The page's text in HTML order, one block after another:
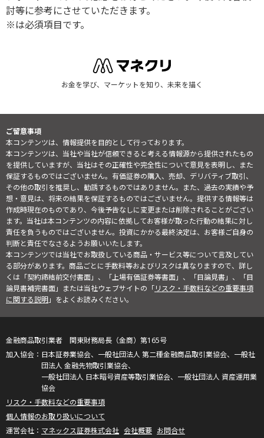
討等に参考にさせていただきます。
※は必須項目です。
お金を学び、マーケットを知り、未来を描く
ご留意事項
本コンテンツは、情報提供を目的として行っております。
本コンテンツは、当社や当社が信頼できると考える情報源から提供されたもの
を提供していますが、当社はその正確性や完全性について意見を表明し、また
保証するものではございません。有価証券の購入、売却、デリバティブ取引、
その他の取引を推奨し、勧誘するものではありません。また、過去の実績や予
想・意見は、将来の結果を保証するものではございません。提供する情報等は
作成時現在のものであり、今後予告なしに変更または削除されることがござい
ます。当社は本コンテンツの内容に依拠してお客様が取った行動の結果に対し
責任を負うものではございません。投資にかかる最終決定は、お客様ご自身の
判断と責任でなさるようお願いいたします。
本コンテンツでは当社でお取扱している商品・サービス等について言及してい
る部分があります。商品ごとに手数料等およびリスクは異なりますので、詳し
くは「契約締結前交付書面」、「上場有価証券等書面」、「目論見書」、「目
論見書補完書面」または当社ウェブサイトの「リスク・手数料などの重要事項
に関する説明」をよくお読みください。
金融商品取引業者 関東財務局長（金商）第165号
日本証券業協会、一般社団法人 第二種金融商品取引業協会、一般社
団法人 金融先物取引業協会、
一般社団法人 日本暗号資産等取引業協会、一般社団法人 資産運用業
協会
リスク・手数料などの重要事項
個人情報のお取り扱いについて
マネックス証券株式会社 会社概要 お問合せ